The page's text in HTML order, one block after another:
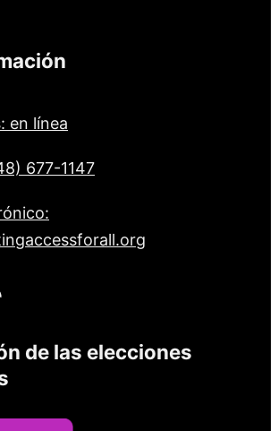
en línea
677-1147
de las elecciones